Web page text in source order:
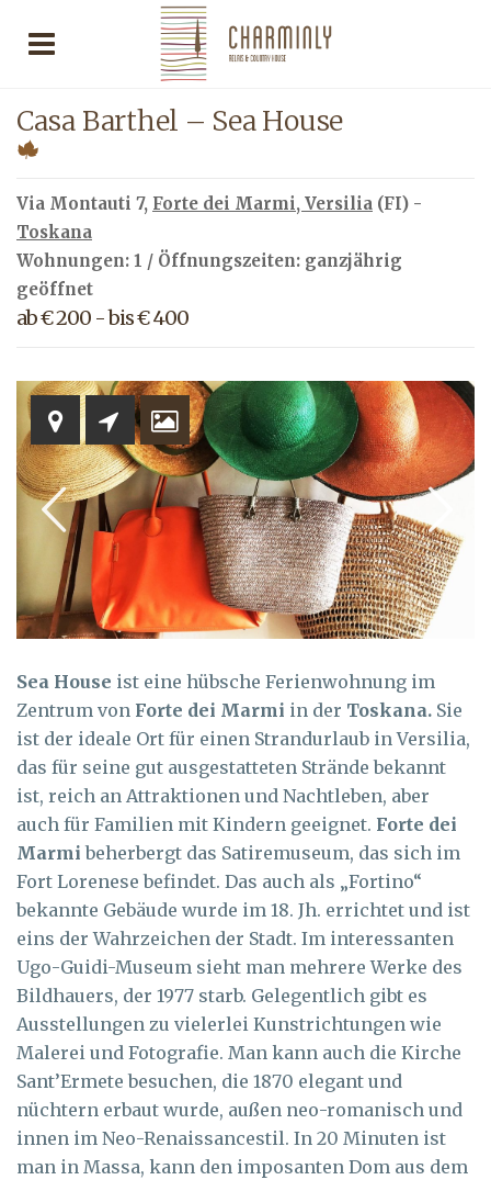
Casa Barthel – Sea House
Via Montauti 7, Forte dei Marmi, Versilia (FI) -
Toskana
Wohnungen: 1 / Öffnungszeiten: ganzjährig
geöffnet
ab € 200 - bis € 400
Sea House ist eine hübsche Ferienwohnung im
Zentrum von Forte dei Marmi in der Toskana. Sie
ist der ideale Ort für einen Strandurlaub in Versilia,
das für seine gut ausgestatteten Strände bekannt
ist, reich an Attraktionen und Nachtleben, aber
auch für Familien mit Kindern geeignet. Forte dei
Marmi beherbergt das Satiremuseum, das sich im
Fort Lorenese befindet. Das auch als „Fortino“
bekannte Gebäude wurde im 18. Jh. errichtet und ist
eins der Wahrzeichen der Stadt. Im interessanten
Ugo-Guidi-Museum sieht man mehrere Werke des
Bildhauers, der 1977 starb. Gelegentlich gibt es
Ausstellungen zu vielerlei Kunstrichtungen wie
Malerei und Fotografie. Man kann auch die Kirche
Sant’Ermete besuchen, die 1870 elegant und
nüchtern erbaut wurde, außen neo-romanisch und
innen im Neo-Renaissancestil. In 20 Minuten ist
man in Massa, kann den imposanten Dom aus dem